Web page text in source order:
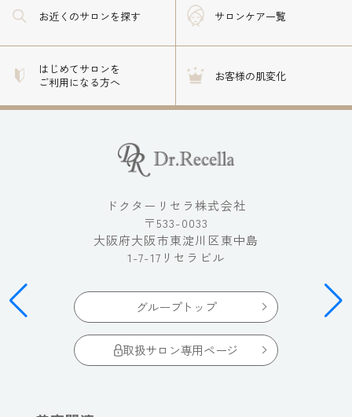
お近くのサロンを探す サロンケア一覧
はじめてサロンを
ご利用になる方へ
お客様の肌変化
ドクターリセラ株式会社
〒533-0033
大阪府大阪市東淀川区東中島
1-7-17リセラビル
グループトップ
取扱サロン専用ページ